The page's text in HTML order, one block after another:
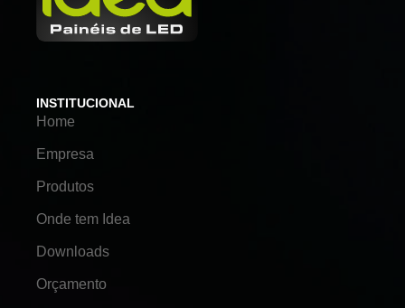
INSTITUCIONAL
Home
Empresa
Produtos
Onde tem Idea
Downloads
Orçamento